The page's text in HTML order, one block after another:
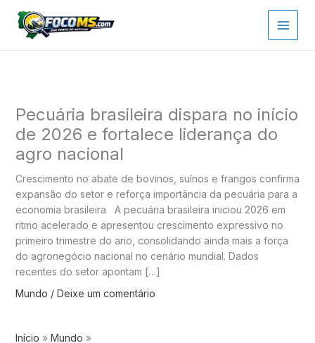
para
Pecuária brasileira dispara no início
de 2026 e fortalece liderança do
agro nacional
Crescimento no abate de bovinos, suínos e frangos confirma
expansão do setor e reforça importância da pecuária para a
economia brasileira A pecuária brasileira iniciou 2026 em
ritmo acelerado e apresentou crescimento expressivo no
primeiro trimestre do ano, consolidando ainda mais a força
do agronegócio nacional no cenário mundial. Dados
recentes do setor apontam […]
Mundo / Deixe um comentário
Início
Mundo